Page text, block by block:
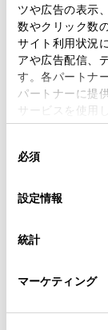
ツや広告の表示
数やクリック数
サイト利用状況
アや広告配信、
す。各パートナ
パートナーに提
サービスを使用
使用することが
デバイスにすべ
意したことに
設定の変更、同
「Cookie（クッ
必須
設定情報
統計
マーケティング